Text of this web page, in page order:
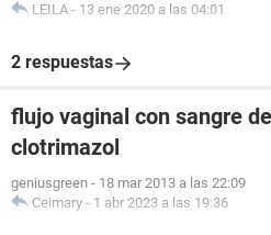
LEILA - 13 ene 2020 a las 04:01
2 respuestas
flujo vaginal con sangre
clotrimazol
geniusgreen - 18 mar 2013 a las 22:09
Ceimary - 1 abr 2023 a las 19:36